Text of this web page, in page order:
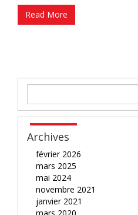
Read More
Archives
février 2026
mars 2025
mai 2024
novembre 2021
janvier 2021